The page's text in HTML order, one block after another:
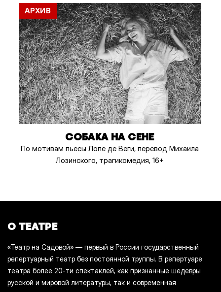
АРХИВ
СОБАКА НА СЕНЕ
По мотивам пьесы Лопе де Веги, перевод Михаила
Лозинского, трагикомедия, 16+
О ТЕАТРЕ
«Театр на Садовой» — первый в России государственный
репертуарный театр без постоянной труппы. В репертуаре
театра более 20-ти спектаклей, как признанные шедевры
русской и мировой литературы, так и современная